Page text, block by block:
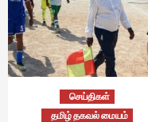
செய்திகள்
தமிழ் தகவல் மையம்